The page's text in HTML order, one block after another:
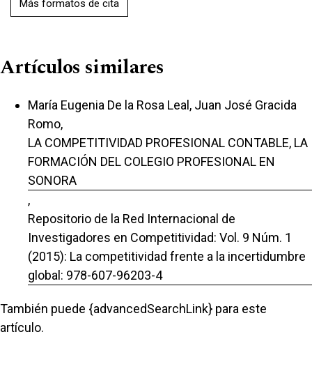
Más formatos de cita
Artículos similares
María Eugenia De la Rosa Leal, Juan José Gracida
Romo,
LA COMPETITIVIDAD PROFESIONAL CONTABLE, LA
FORMACIÓN DEL COLEGIO PROFESIONAL EN
SONORA
,
Repositorio de la Red Internacional de
Investigadores en Competitividad: Vol. 9 Núm. 1
(2015): La competitividad frente a la incertidumbre
global: 978-607-96203-4
También puede {advancedSearchLink} para este
artículo.